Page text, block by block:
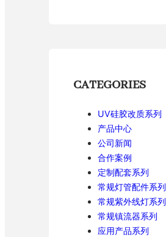
CATEGORIES
UV硅胶改质系列
产品中心
公司新闻
合作案例
定制配套系列
常规灯管配件系列
常规紫外线灯系列
常规镇流器系列
应用产品系列